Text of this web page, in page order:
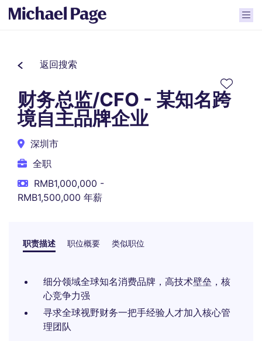
返回搜索
财务总监/CFO - 某知名跨
境自主品牌企业
深圳市
全职
RMB1,000,000 -
RMB1,500,000 年薪
职责描述 职位概要 类似职位
细分领域全球知名消费品牌，高技术壁垒，核
心竞争力强
寻求全球视野财务一把手经验人才加入核心管
理团队